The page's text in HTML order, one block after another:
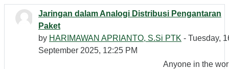
Jaringan dalam Analogi Distribusi Pengantaran
Paket
by HARIMAWAN APRIANTO, S.Si PTK - Tuesday,
September 2025, 12:25 PM
Anyone in the